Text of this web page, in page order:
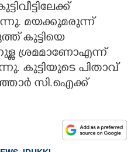
മയക്കുമരുന്ന്
കുട്ടിയെ
ശ്രമമാണോഎന്ന്
കുട്ടിയുടെ പിതാവ്
സി.ഐക്ക്